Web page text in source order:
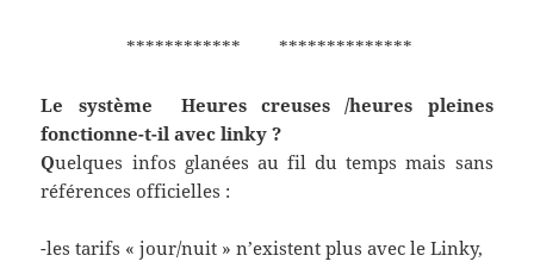
************ **************
Le système Heures creuses /heures pleines
fonctionne-t-il avec linky ?
Quelques infos glanées au fil du temps mais sans
références officielles :
-les tarifs « jour/nuit » n’existent plus avec le Linky,